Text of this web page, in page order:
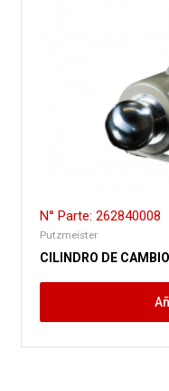
N° Parte: 262840008
Putzmeister
CILINDRO DE